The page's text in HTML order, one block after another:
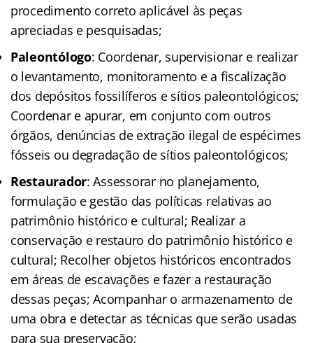
procedimento correto aplicável às peças
apreciadas e pesquisadas;
Paleontólogo: Coordenar, supervisionar e realizar
o levantamento, monitoramento e a fiscalização
dos depósitos fossilíferos e sítios paleontológicos;
Coordenar e apurar, em conjunto com outros
órgãos, denúncias de extração ilegal de espécimes
fósseis ou degradação de sítios paleontológicos;
Restaurador: Assessorar no planejamento,
formulação e gestão das políticas relativas ao
patrimônio histórico e cultural; Realizar a
conservação e restauro do patrimônio histórico e
cultural; Recolher objetos históricos encontrados
em áreas de escavações e fazer a restauração
dessas peças; Acompanhar o armazenamento de
uma obra e detectar as técnicas que serão usadas
para sua preservação;